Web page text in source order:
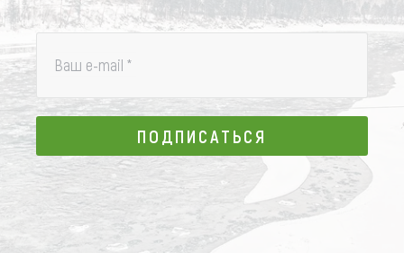
Ваш e-mail *
ПОДПИСАТЬСЯ
ПОДПИСАТЬСЯ